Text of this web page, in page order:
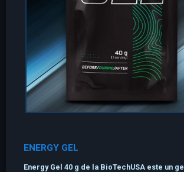
ENERGY GEL
Energy Gel 40 g de la BioTechUSA este un gel